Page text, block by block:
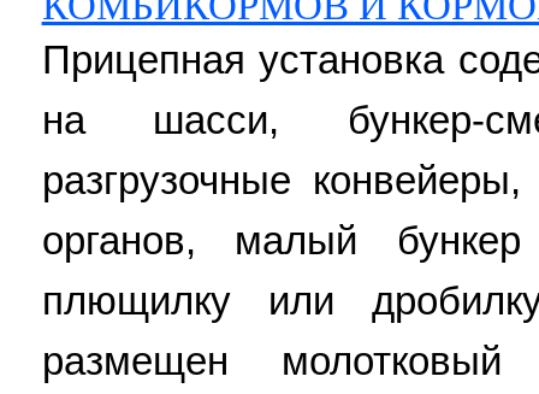
Прицепная установка
на шасси, бункер-
разгрузочные
органов, малый
плющилку или
размещен